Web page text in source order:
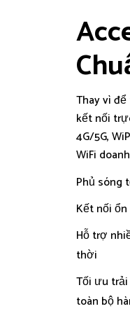
Thay vì
kết nối
4G/5G,
WiFi
Phủ sóng
Kết nối
Hỗ trợ
thời
Tối ưu
toàn bộ